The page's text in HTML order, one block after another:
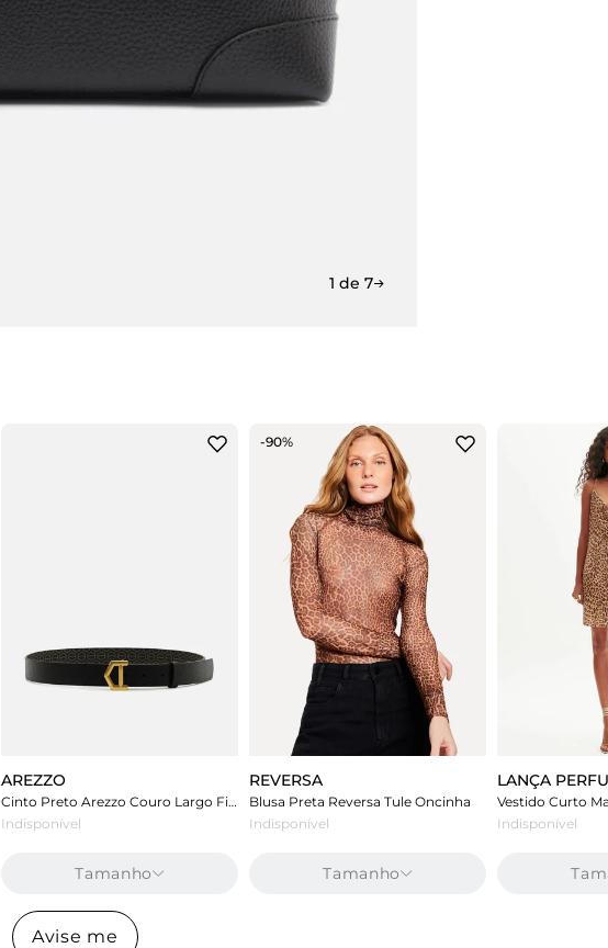
1 de 7
AREZZO
Cinto Preto Arezzo Couro Largo Fivela A
Indisponível
Tamanho
Avise me
-90%
REVERSA
Blusa Preta Reversa Tule Oncinha
Indisponível
Tamanho
LANÇA
Indisponível